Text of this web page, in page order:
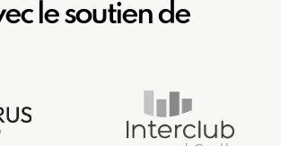
le soutien de